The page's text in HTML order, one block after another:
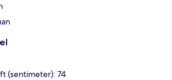
(sentimeter): 74